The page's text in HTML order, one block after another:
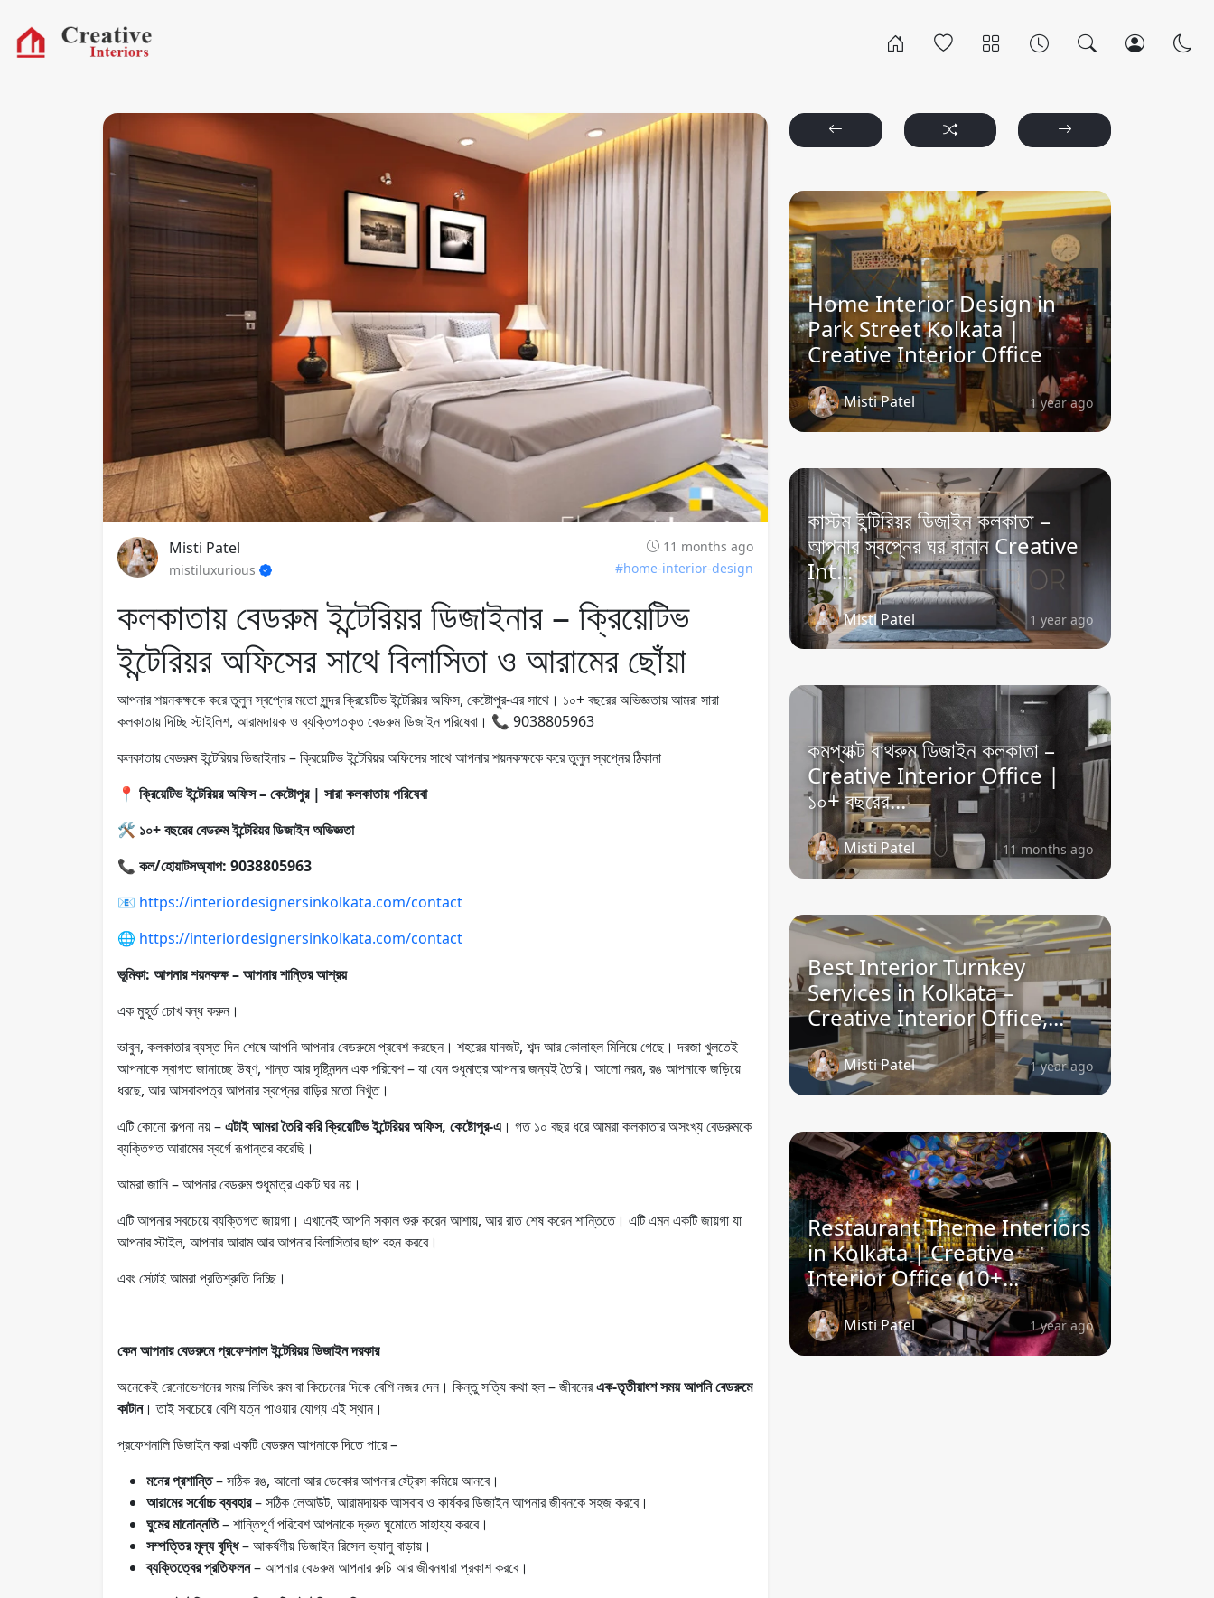
Misti Patel
11 months ago
mistiluxurious
#home-interior-design
কলকাতায় বেডরুম ইন্টেরিয়র ডিজাইনার – ক্রিয়েটিভ
ইন্টেরিয়র অফিসের সাথে বিলাসিতা ও আরামের ছোঁয়া
আপনার শয়নকক্ষকে করে তুলুন স্বপ্নের মতো সুন্দর ক্রিয়েটিভ ইন্টেরিয়র অফিস, কেষ্টোপুর-এর সাথে। ১০+ বছরের অভিজ্ঞতায় আমরা সারা
কলকাতায় দিচ্ছি স্টাইলিশ, আরামদায়ক ও ব্যক্তিগতকৃত বেডরুম ডিজাইন পরিষেবা। 📞 9038805963
কলকাতায় বেডরুম ইন্টেরিয়র ডিজাইনার – ক্রিয়েটিভ ইন্টেরিয়র অফিসের সাথে আপনার শয়নকক্ষকে করে তুলুন স্বপ্নের ঠিকানা
📍 ক্রিয়েটিভ ইন্টেরিয়র অফিস – কেষ্টোপুর | সারা কলকাতায় পরিষেবা
🛠️ ১০+ বছরের বেডরুম ইন্টেরিয়র ডিজাইন অভিজ্ঞতা
📞 কল/হোয়াটসঅ্যাপ: 9038805963
📧 https://interiordesignersinkolkata.com/contact
🌐 https://interiordesignersinkolkata.com/contact
ভূমিকা: আপনার শয়নকক্ষ – আপনার শান্তির আশ্রয়
এক মুহূর্ত চোখ বন্ধ করুন।
ভাবুন, কলকাতার ব্যস্ত দিন শেষে আপনি আপনার বেডরুমে প্রবেশ করছেন। শহরের যানজট, শব্দ আর কোলাহল মিলিয়ে গেছে। দরজা খুলতেই
আপনাকে স্বাগত জানাচ্ছে উষ্ণ, শান্ত আর দৃষ্টিনন্দন এক পরিবেশ – যা যেন শুধুমাত্র আপনার জন্যই তৈরি। আলো নরম, রঙ আপনাকে জড়িয়ে
ধরছে, আর আসবাবপত্র আপনার স্বপ্নের বাড়ির মতো নিখুঁত।
এটি কোনো কল্পনা নয় –এটাই আমরা তৈরি করি ক্রিয়েটিভ ইন্টেরিয়র অফিস, কেষ্টোপুর-এ । গত ১০ বছর ধরে আমরা কলকাতার অসংখ্য বেডরুমকে
ব্যক্তিগত আরামের স্বর্গে রূপান্তর করেছি।
আমরা জানি – আপনার বেডরুম শুধুমাত্র একটি ঘর নয়।
এটি আপনার সবচেয়ে ব্যক্তিগত জায়গা। এখানেই আপনি সকাল শুরু করেন আশায়, আর রাত শেষ করেন শান্তিতে। এটি এমন একটি জায়গা যা
আপনার স্টাইল, আপনার আরাম আর আপনার বিলাসিতার ছাপ বহন করবে।
এবং সেটাই আমরা প্রতিশ্রুতি দিচ্ছি।
কেন আপনার বেডরুমে প্রফেশনাল ইন্টেরিয়র ডিজাইন দরকার
অনেকেই রেনোভেশনের সময় লিভিং রুম বা কিচেনের দিকে বেশি নজর দেন। কিন্তু সত্যি কথা হল – জীবনেরএক-তৃতীয়াংশ সময় আপনি বেডরুমে
কাটান। তাই সবচেয়ে বেশি যত্ন পাওয়ার যোগ্য এই স্থান।
প্রফেশনালি ডিজাইন করা একটি বেডরুম আপনাকে দিতে পারে –
মনের প্রশান্তি– সঠিক রঙ, আলো আর ডেকোর আপনার স্ট্রেস কমিয়ে আনবে।
আরামের সর্বোচ্চ ব্যবহার– সঠিক লেআউট, আরামদায়ক আসবাব ও কার্যকর ডিজাইন আপনার জীবনকে সহজ করবে।
ঘুমের মানোন্নতি– শান্তিপূর্ণ পরিবেশ আপনাকে দ্রুত ঘুমোতে সাহায্য করবে।
সম্পত্তির মূল্য বৃদ্ধি– আকর্ষণীয় ডিজাইন রিসেল ভ্যালু বাড়ায়।
ব্যক্তিত্বের প্রতিফলন– আপনার বেডরুম আপনার রুচি আর জীবনধারা প্রকাশ করবে।
Home Interior Design in
Park Street Kolkata |
Creative Interior Office
Misti Patel 1 year ago
কাস্টম ইন্টিরিয়র ডিজাইন কলকাতা –
আপনার স্বপ্নের ঘর বানান Creative
Int...
Misti Patel 1 year ago
কমপ্যাক্ট বাথরুম ডিজাইন কলকাতা –
Creative Interior Office |
১০+ বছরের...
Misti Patel 11 months ago
Best Interior Turnkey
Services in Kolkata –
Creative Interior Office,...
Misti Patel 1 year ago
Restaurant Theme Interiors
in Kolkata | Creative
Interior Office (10+...
Misti Patel 1 year ago